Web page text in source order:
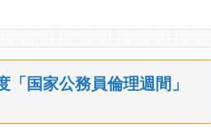
国家公務員倫理週間」